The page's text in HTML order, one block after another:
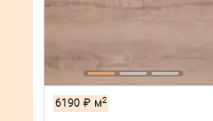
6190 ₽ м2